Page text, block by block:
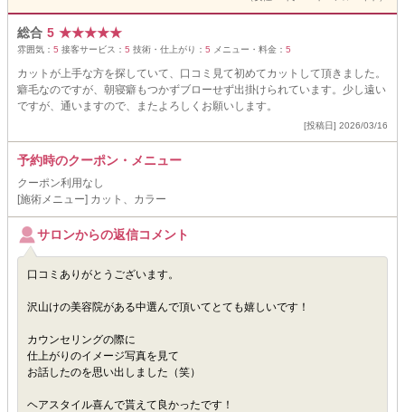
総合 5 ★★★★★
雰囲気： 5 接客サービス： 5 技術・仕上がり： 5 メニュー・料金： 5
カットが上手な方を探していて、口コミ見て初めてカットして頂きました。
癖毛なのですが、朝寝癖もつかずブローせず出掛けられています。少し遠い
ですが、通いますので、またよろしくお願いします。
[投稿日] 2026/03/16
予約時のクーポン・メニュー
クーポン利用なし
[施術メニュー] カット、カラー
サロンからの返信コメント
口コミありがとうございます。
沢山けの美容院がある中選んで頂いてとても嬉しいです！
カウンセリングの際に
仕上がりのイメージ写真を見て
お話したのを思い出しました（笑）
ヘアスタイル喜んで貰えて良かったです！